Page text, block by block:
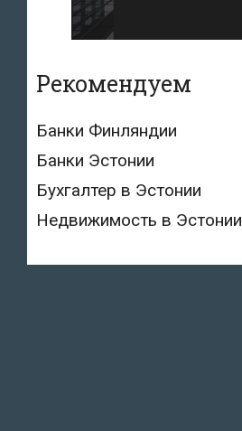
Рекомендуем
Банки Финляндии
Банки Эстонии
Бухгалтер в Эстонии
Недвижимость в Эстонии